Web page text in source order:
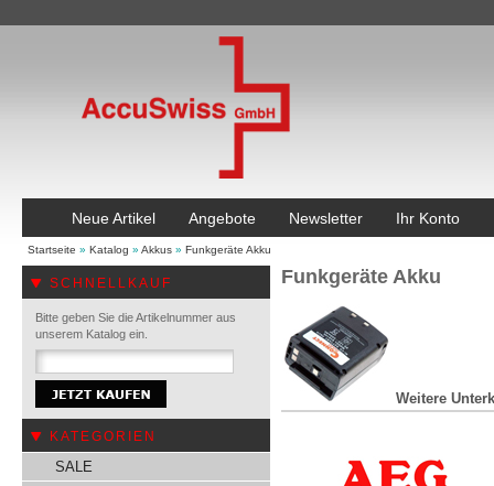
Neue Artikel Angebote Newsletter Ihr Konto
Startseite » Katalog » Akkus » Funkgeräte Akku
SCHNELLKAUF
Bitte geben Sie die Artikelnummer aus
unserem Katalog ein.
KATEGORIEN
SALE
Funkgeräte Akku
Weitere